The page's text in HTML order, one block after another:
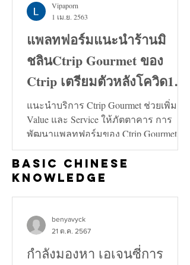
แพลทฟอร์มแนะนำร้านมิ
ชลินCtrip Gourmet ของ
Ctrip เตรียมตัวหลังโควิด19
คลี่คลาย
แนะนำบริการ Ctrip Gourmet ช่วยเพิ่ม
Value และ Service ให้ภัตตาคาร การ
พัฒนาแพลทฟอร์มของ Ctrip Gourmet จะ
ช่วยเพิ่มทั้งในด้าน Value และ...
Vipaporn
1 เม.ย. 2563
Basic Chinese
Knowledge
กำลังมองหา เอเจนซี่การ
benyavyck
21 ต.ค. 2567